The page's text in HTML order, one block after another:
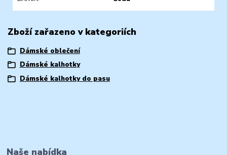
Zboží zařazeno v kategoriích
Dámské oblečení
Dámské kalhotky
Dámské kalhotky do pasu
Naše nabídka